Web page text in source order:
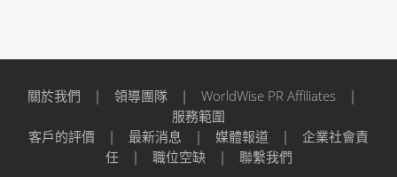
關於我們 | 領導團隊 | WorldWise PR Affiliates |
服務範圍
客戶的評價 | 最新消息 | 媒體報道 | 企業社會責
任| 職位空缺| 聯繫我們